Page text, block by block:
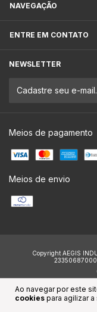
Ao navegar por este
cookies para agilizar
NAVEGAÇÃO
ENTRE EM CONTATO
NEWSLETTER
Meios de pagamento
Meios de envio
Copyright AEGIS